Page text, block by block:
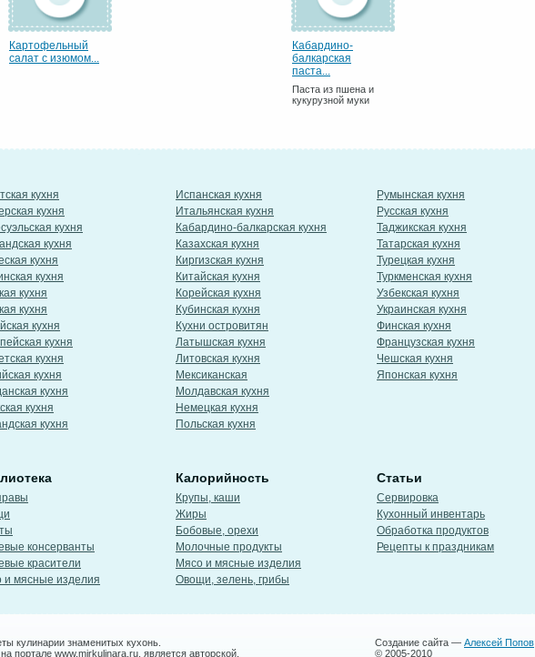
Картофельный
салат с изюмом...
Кабардино-
балкарская
паста...
Паста из пшена и
кукурузной муки
кухня
кухня
кухня
кухня
кухня
кухня
кухня
кухня
кухня
кухня
кухня
кухня
кухня
кухня
кухня
Испанская кухня
Итальянская кухня
Кабардино-балкарская кухня
Казахская кухня
Киргизская кухня
Китайская кухня
Корейская кухня
Кубинская кухня
Кухни островитян
Латышская кухня
Литовская кухня
Мексиканская
Молдавская кухня
Немецкая кухня
Польская кухня
Румынская кухня
Русская кухня
Таджикская кухня
Татарская кухня
Турецкая кухня
Туркменская кухня
Узбекская кухня
Украинская кухня
Финская кухня
Французская кухня
Чешская кухня
Японская кухня
консерванты
красители
и мясные изделия
Калорийность
Крупы, каши
Жиры
Бобовые, орехи
Молочные продукты
Мясо и мясные изделия
Овощи, зелень, грибы
Статьи
Сервировка
Кухонный инвентарь
Обработка продуктов
Рецепты к праздникам
кулинарии знаменитых кухонь.
www.mirkulinara.ru, является авторской,
Создание сайта — Алексей Попов
© 2005-2010